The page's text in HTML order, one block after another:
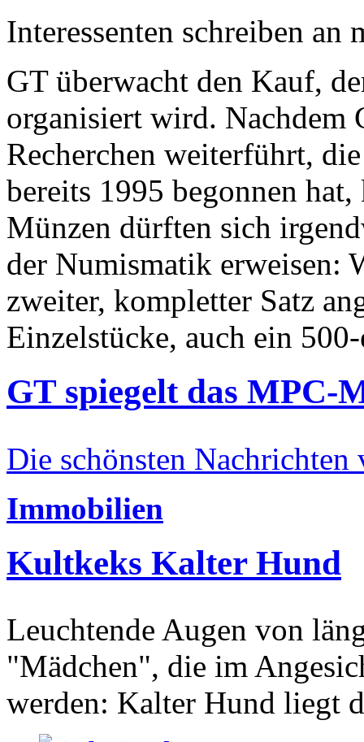
Interessenten schreiben
GT überwacht den Kauf,
organisiert wird. Nachdem
Recherchen weiterführt,
bereits 1995 begonnen
Münzen dürften sich
der Numismatik erweisen:
zweiter, kompletter Satz
Einzelstücke, auch ein
GT spiegelt das MPC-
Die schönsten Nachrichten
Immobilien
Kultkeks Kalter Hund
Leuchtende Augen von
"Mädchen", die im
werden: Kalter Hund liegt